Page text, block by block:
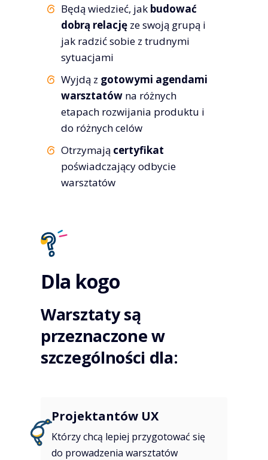
Będą wiedzieć, jak budować
dobrą relację ze swoją grupą i
jak radzić sobie z trudnymi
sytuacjami
Wyjdą z gotowymi agendami
warsztatów na różnych
etapach rozwijania produktu i
do różnych celów
Otrzymają certyfikat
poświadczający odbycie
warsztatów
Dla kogo
Warsztaty są
przeznaczone w
szczególności dla:
Projektantów UX
Którzy chcą lepiej przygotować się
do prowadzenia warsztatów